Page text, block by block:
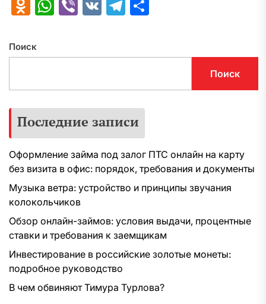
Odnoklassniki
WhatsApp
Viber
VK Telegram
Поиск
Поиск
Последние записи
Оформление займа под залог ПТС онлайн на карту
без визита в офис: порядок, требования и документы
Музыка ветра: устройство и принципы звучания
колокольчиков
Обзор онлайн-займов: условия выдачи, процентные
ставки и требования к заемщикам
Инвестирование в российские золотые монеты:
подробное руководство
В чем обвиняют Тимура Турлова?